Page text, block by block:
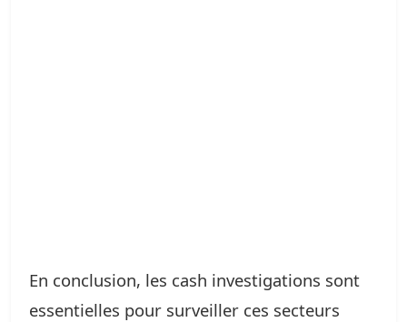
En conclusion, les cash investigations sont
essentielles pour surveiller ces secteurs